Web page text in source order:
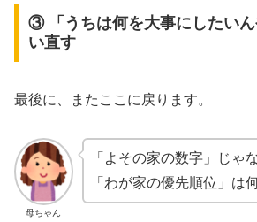
③ 「うちは何を大事にしたい
い直す
最後に、またここに戻ります。
母ちゃん
「よその家の数字」じゃ
「わが家の優先順位」は